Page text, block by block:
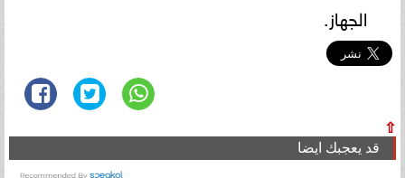
الجهاز.
⇧
قد يعجبك ايضا